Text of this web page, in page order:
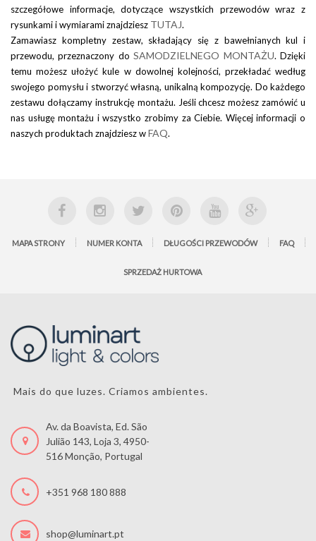
szczegółowe informacje, dotyczące wszystkich przewodów wraz z
rysunkami i wymiarami znajdziesz TUTAJ.
Zamawiasz kompletny zestaw, składający się z bawełnianych kul i
przewodu, przeznaczony doSAMODZIELNEGO MONTAŻU. Dzięki
temu możesz ułożyć kule w dowolnej kolejności, przekładać według
swojego pomysłu i stworzyć własną, unikalną kompozycję. Do każdego
zestawu dołączamy instrukcję montażu. Jeśli chcesz możesz zamówić u
nas usługę montażu i wszystko zrobimy za Ciebie. Więcej informacji o
naszych produktach znajdziesz wFAQ.
MAPA STRONY NUMER KONTA DŁUGOŚCI PRZEWODÓW FAQ
SPRZEDAŻ HURTOWA
Mais do que luzes. Criamos ambientes.
Av. da Boavista, Ed. São
Julião 143, Loja 3, 4950-
516 Monção, Portugal
+351 968 180 888
shop@luminart.pt